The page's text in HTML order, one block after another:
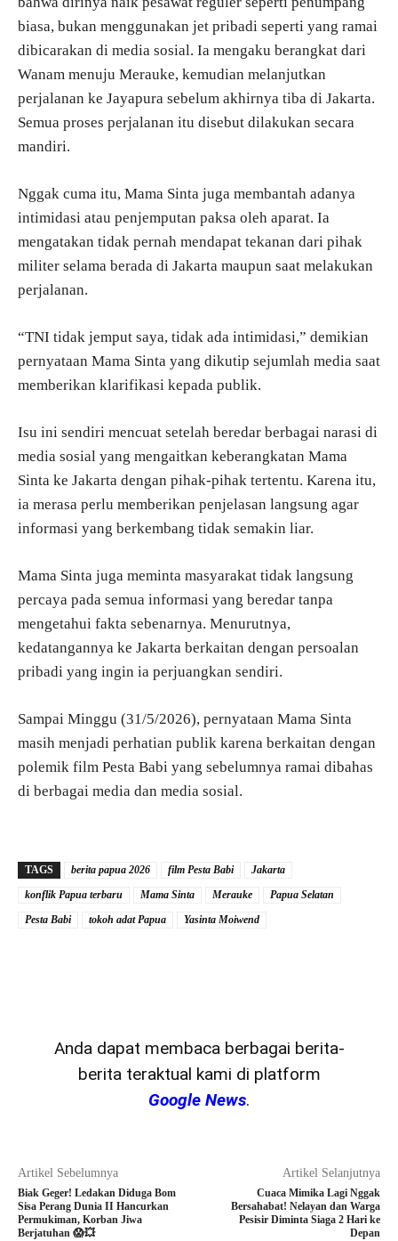
biasa, bukan menggunakan jet pribadi seperti yang ramai
dibicarakan di media sosial. Ia mengaku berangkat dari
Wanam menuju Merauke, kemudian melanjutkan
perjalanan ke Jayapura sebelum akhirnya tiba di Jakarta.
Semua proses perjalanan itu disebut dilakukan secara
mandiri.
Nggak cuma itu, Mama Sinta juga membantah adanya
intimidasi atau penjemputan paksa oleh aparat. Ia
mengatakan tidak pernah mendapat tekanan dari pihak
militer selama berada di Jakarta maupun saat melakukan
perjalanan.
“TNI tidak jemput saya, tidak ada intimidasi,” demikian
pernyataan Mama Sinta yang dikutip sejumlah media saat
memberikan klarifikasi kepada publik.
Isu ini sendiri mencuat setelah beredar berbagai narasi di
media sosial yang mengaitkan keberangkatan Mama
Sinta ke Jakarta dengan pihak-pihak tertentu. Karena itu,
ia merasa perlu memberikan penjelasan langsung agar
informasi yang berkembang tidak semakin liar.
Mama Sinta juga meminta masyarakat tidak langsung
percaya pada semua informasi yang beredar tanpa
mengetahui fakta sebenarnya. Menurutnya,
kedatangannya ke Jakarta berkaitan dengan persoalan
pribadi yang ingin ia perjuangkan sendiri.
Sampai Minggu (31/5/2026), pernyataan Mama Sinta
masih menjadi perhatian publik karena berkaitan dengan
polemik film Pesta Babi yang sebelumnya ramai dibahas
di berbagai media dan media sosial.
TAGS berita papua 2026 film Pesta Babi
Jakarta
konflik Papua terbaru
Mama Sinta Merauke
Papua Selatan
Pesta Babi
tokoh adat Papua Yasinta Moiwend
Anda dapat membaca berbagai berita-
berita teraktual kami di platform
Google News.
Artikel Sebelumnya
Biak Geger! Ledakan Diduga Bom
Sisa Perang Dunia II Hancurkan
Permukiman, Korban Jiwa
Berjatuhan 😱💥
Artikel Selanjutnya
Cuaca Mimika Lagi Nggak
Bersahabat! Nelayan dan Warga
Pesisir Diminta Siaga 2 Hari ke
Depan